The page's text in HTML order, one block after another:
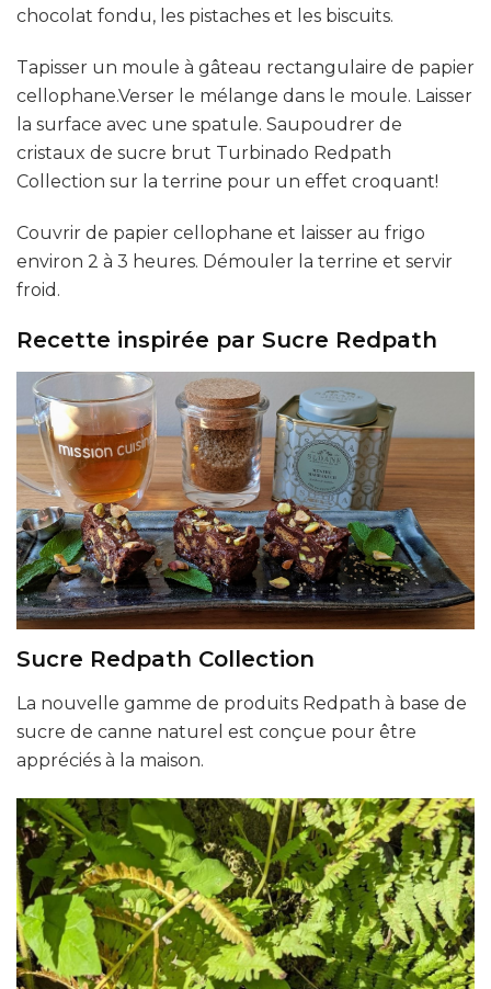
chocolat fondu, les pistaches et les biscuits.
Tapisser un moule à gâteau rectangulaire de papier
cellophane.Verser le mélange dans le moule. Laisser
la surface avec une spatule. Saupoudrer de
cristaux de sucre brut Turbinado Redpath
Collection sur la terrine pour un effet croquant!
Couvrir de papier cellophane et laisser au frigo
environ 2 à 3 heures. Démouler la terrine et servir
froid.
Recette inspirée par Sucre Redpath
Sucre Redpath Collection
La nouvelle gamme de produits Redpath à base de
sucre de canne naturel est conçue pour être
appréciés à la maison.